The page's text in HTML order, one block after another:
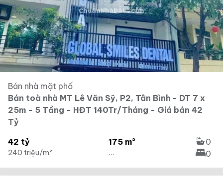
Bán nhà mặt phố
Bán toà nhà MT Lê Văn Sỹ, P2, Tân Bình - DT 7 x
25m - 5 Tầng - HĐT 140Tr/Tháng - Giá bán 42
Tỷ
42 tỷ
240 triệu/m²
175 m²
...
0
0